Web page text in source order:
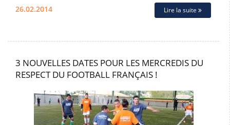
26.02.2014 Lire la suite
3 NOUVELLES DATES POUR LES MERCREDIS DU
RESPECT DU FOOTBALL FRANÇAIS !